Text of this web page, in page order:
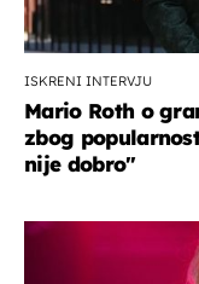
ISKRENI INTERVJU
Mario Roth o
zbog
nije dobro"